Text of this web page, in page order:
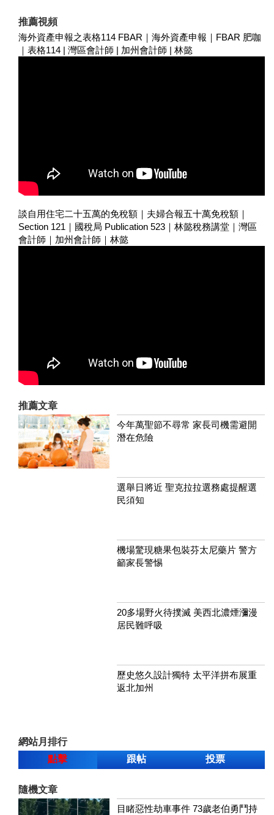
推薦視頻
海外資產申報之表格114 FBAR｜海外資產申報｜FBAR 肥咖
｜表格114 | 灣區會計師 | 加州會計師 | 林懿
談自用住宅二十五萬的免稅額｜夫婦合報五十萬免稅額｜
Section 121｜國稅局 Publication 523｜林懿稅務講堂｜灣區
會計師｜加州會計師｜林懿
推薦文章
今年萬聖節不尋常 家長司機需避開
潛在危險
選舉日將近 聖克拉拉選務處提醒選
民須知
機場驚現糖果包裝芬太尼藥片 警方
籲家長警惕
20多場野火待撲滅 美西北濃煙瀰漫
居民難呼吸
歷史悠久設計獨特 太平洋拼布展重
返北加州
網站月排行
點擊
跟帖 投票
隨機文章
目睹惡性劫車事件 73歲老伯勇鬥持